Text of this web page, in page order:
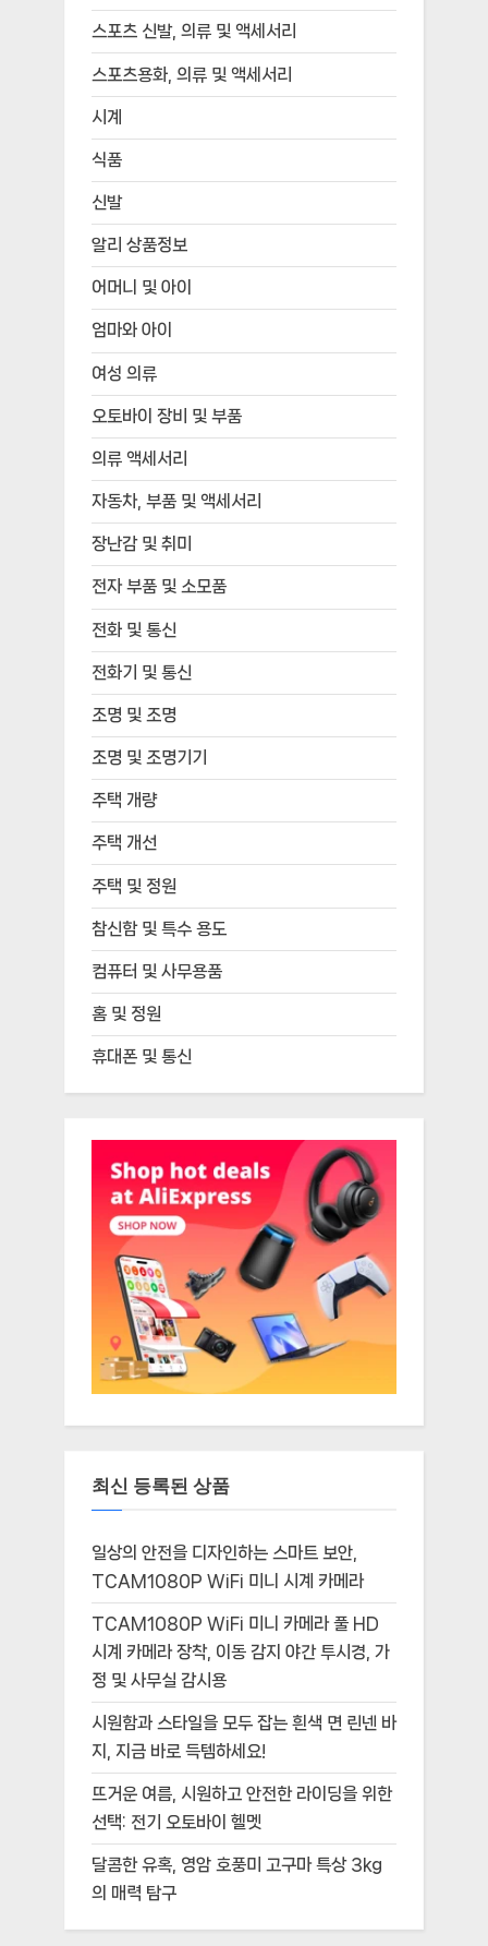
스포츠 신발, 의류 및 액세서리
스포츠용화, 의류 및 액세서리
시계
식품
신발
알리 상품정보
어머니 및 아이
엄마와 아이
여성 의류
오토바이 장비 및 부품
의류 액세서리
자동차, 부품 및 액세서리
장난감 및 취미
전자 부품 및 소모품
전화 및 통신
전화기 및 통신
조명 및 조명
조명 및 조명기기
주택 개량
주택 개선
주택 및 정원
참신함 및 특수 용도
컴퓨터 및 사무용품
홈 및 정원
휴대폰 및 통신
최신 등록된 상품
일상의 안전을 디자인하는 스마트 보안,
TCAM1080P WiFi 미니 시계 카메라
TCAM1080P WiFi 미니 카메라 풀 HD
시계 카메라 장착, 이동 감지 야간 투시경, 가
정 및 사무실 감시용
시원함과 스타일을 모두 잡는 흰색 면 린넨 바
지, 지금 바로 득템하세요!
뜨거운 여름, 시원하고 안전한 라이딩을 위한
선택: 전기 오토바이 헬멧
달콤한 유혹, 영암 호풍미 고구마 특상 3kg
의 매력 탐구